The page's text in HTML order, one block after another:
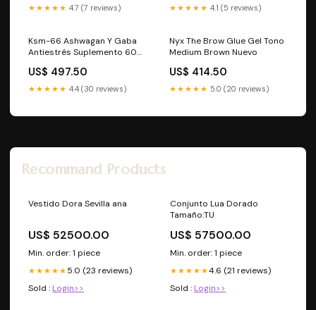
★★★★★ 4.7 (7 reviews) ★★★★★ 4.1 (5 reviews)
Ksm-66 Ashwagan Y Gaba
Antiestrés Suplemento 60
US$ 497.50
★★★★★ 4.4 (30 reviews)
Nyx The Brow Glue Gel Tono
Medium Brown Nuevo
US$ 414.50
★★★★★ 5.0 (20 reviews)
Recommand Products
Vestido Dora Sevilla ana
US$ 52500.00
Min. order: 1 piece
★★★★★ 5.0 (23 reviews)
Sold : Login>>
Conjunto Lua Dorado
Tamaño:TU
US$ 57500.00
Min. order: 1 piece
★★★★★4.6 (21 reviews)
Sold : Login>>